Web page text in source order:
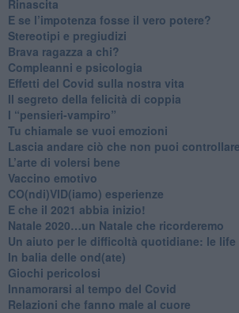
Rinascita
​E se l’impotenza fosse il vero potere?
Stereotipi e pregiudizi
​Brava ragazza a chi?
​Compleanni e psicologia
Effetti del Covid sulla nostra vita
Il segreto della felicità di coppia
​I “pensieri-vampiro”
​Tu chiamale se vuoi emozioni
​Lascia andare ciò che non puoi controllare
L’arte di volersi bene
​Vaccino emotivo
CO(ndi)VID(iamo) esperienze
​E che il 2021 abbia inizio!
​Natale 2020…un Natale che ricorderemo
Un aiuto per le difficoltà quotidiane: le
​In balia delle ond(ate)
Giochi pericolosi
Innamorarsi al tempo del Covid
​Relazioni che fanno male al cuore